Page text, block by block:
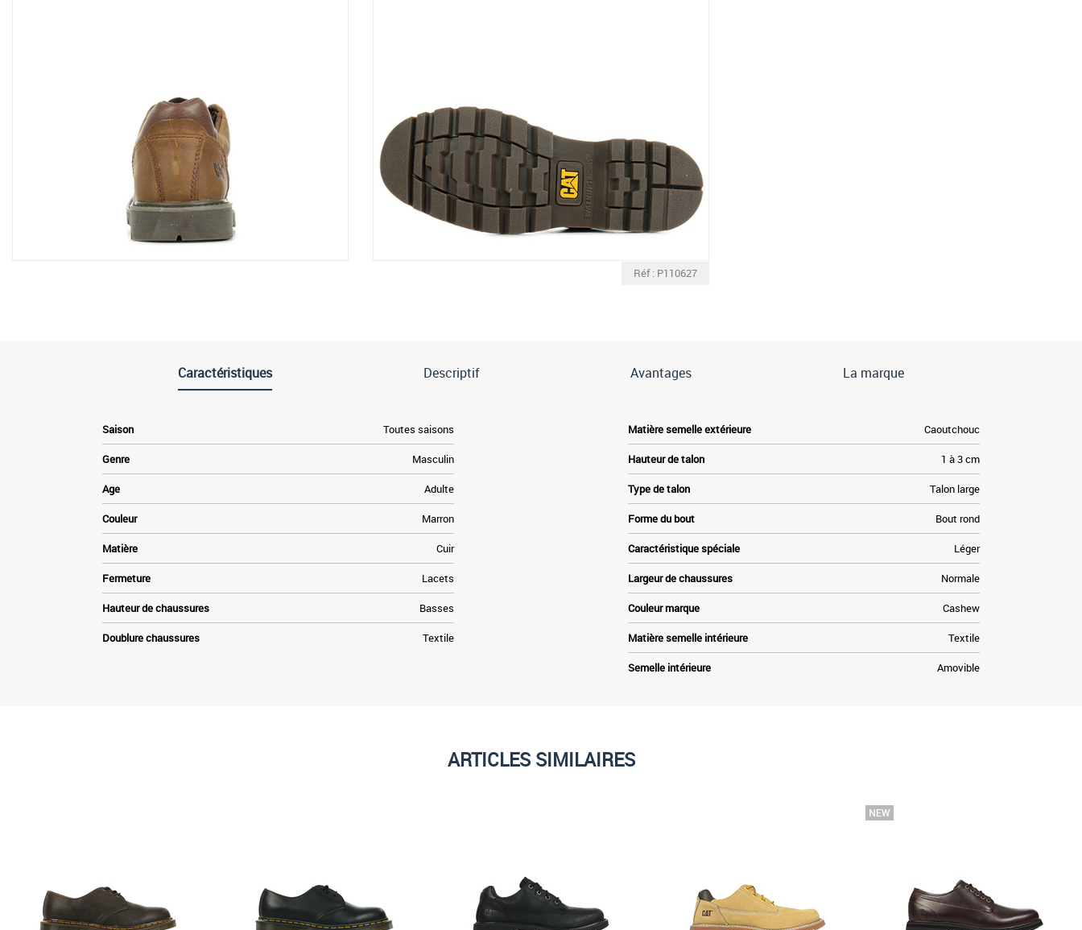
Réf : P110627
Caractéristiques Descriptif Avantages La marque
Saison Toutes saisons
Genre Masculin
Age Adulte
Couleur Marron
Matière Cuir
Fermeture Lacets
Hauteur de chaussures Basses
Doublure chaussures Textile
Matière semelle extérieure Caoutchouc
Hauteur de talon 1 à 3 cm
Type de talon Talon large
Forme du bout Bout rond
Caractéristique spéciale Léger
Largeur de chaussures Normale
Couleur marque Cashew
Matière semelle intérieure Textile
Semelle intérieure Amovible
ARTICLES SIMILAIRES